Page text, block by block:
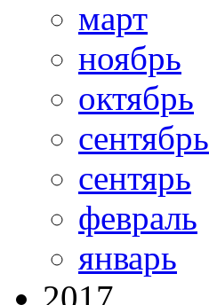
март
ноябрь
октябрь
сентябрь
сентярь
февраль
январь